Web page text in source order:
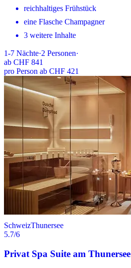
reichhaltiges Frühstück
eine Flasche Champagner
3 weitere Inhalte
1-7 Nächte·2 Personen·
ab CHF 841
pro Person ab CHF 421
SchweizThunersee
5.7/6
Privat Spa Suite am Thunersee